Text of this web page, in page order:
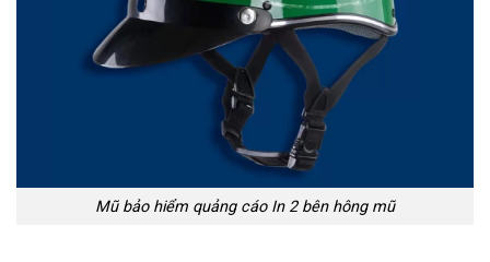
Mũ bảo hiểm quảng cáo In 2 bên hông mũ